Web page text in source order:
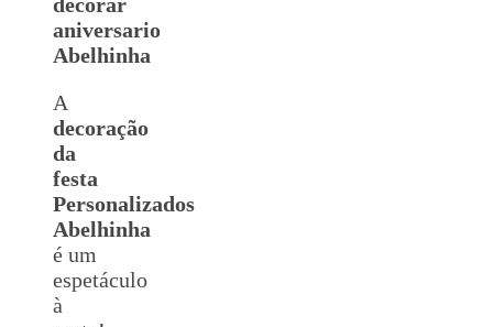
aniversario
Abelhinha
A
decoração
da
festa
Personalizados
Abelhinha
é um
espetáculo
à